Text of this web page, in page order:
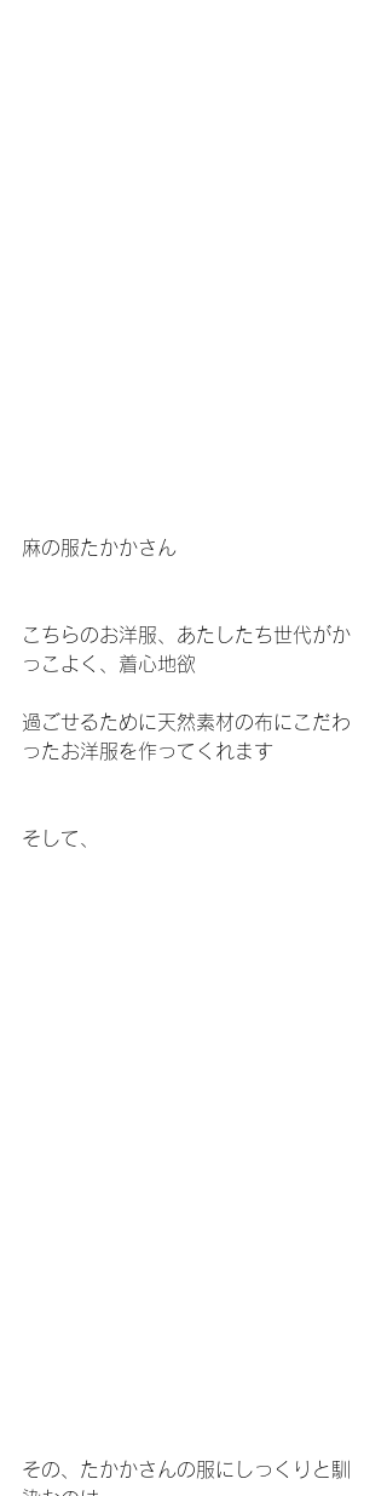
麻の服たかかさん
こちらのお洋服、あたしたち世代がか
っこよく、着心地欲
過ごせるために天然素材の布にこだわ
ったお洋服を作ってくれます
そして、
その、たかかさんの服にしっくりと馴